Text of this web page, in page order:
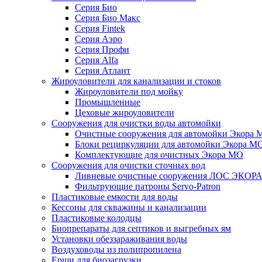
Серия Био
Серия Био Макс
Серия Fintek
Серия Аэро
Серия Профи
Серия Alfa
Серия Атлант
Жироуловители для канализации и стоков
Жироуловители под мойку
Промышленные
Цеховые жироуловители
Сооружения для очистки воды автомойки
Очистные сооружения для автомойки Экора
Блоки рециркуляции для автомойки Экора
Комплектующие для очистных Экора МО
Сооружения для очистки сточных вод
Ливневые очистные сооружения ЛОС ЭКОРА
Фильтрующие патроны Servo-Patron
Пластиковые емкости для воды
Кессоны для скважины и канализации
Пластиковые колодцы
Биопрепараты для септиков и выгребных ям
Установки обеззараживания воды
Воздуховоды из полипропилена
Ерши для биозагрузки